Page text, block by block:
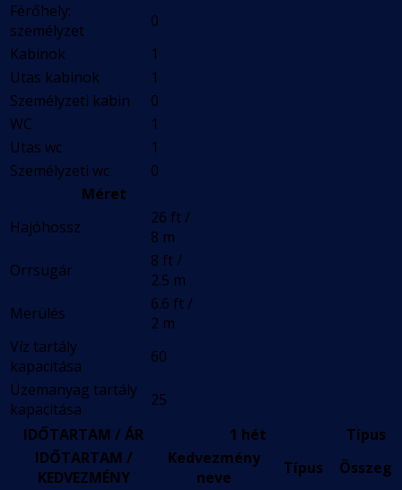
Férőhely:
személyzet
0
Kabinok
1
Utas kabinok
1
Személyzeti kabin
0
WC
1
Utas wc
1
Személyzeti wc
0
Méret
Hajóhossz
26 ft /
8 m
Orrsugár
8 ft /
2.5 m
Merülés
6.6 ft /
2 m
Víz tartály
kapacitása
60
Üzemanyag tartály
kapacitása
25
IDŐTARTAM / ÁR
1 hét
Típus
IDŐTARTAM /
KEDVEZMÉNY
Kedvezmény
neve
Típus
Összeg